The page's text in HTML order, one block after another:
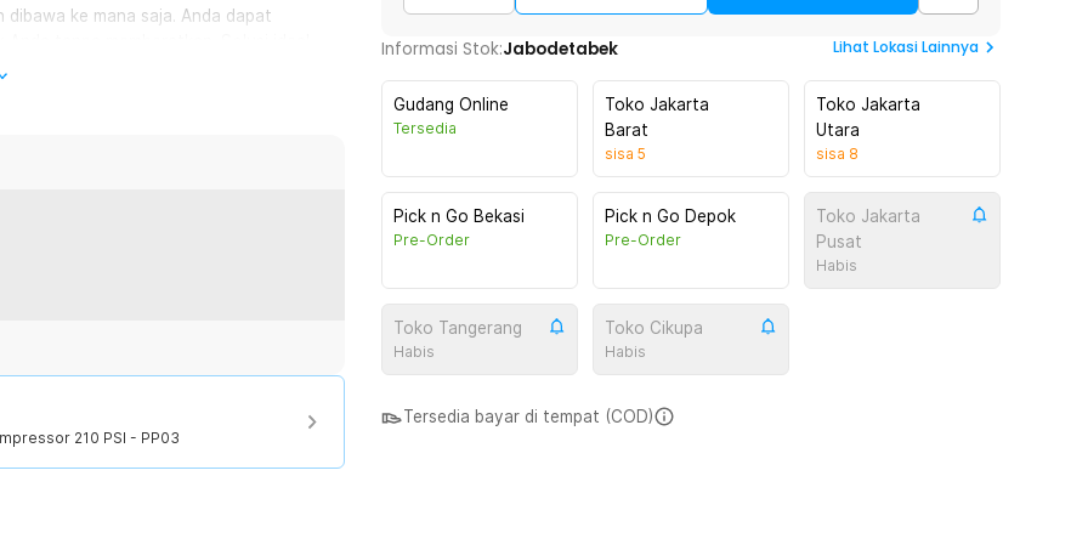
dibawa ke mana saja. Anda dapat
optimal. Namun, karena memiliki
bola basket, bola sepak dan lain-lain.
pembelian produk ini.
210 PSI - PP03
210 PSI - PP03
Informasi Stok:Jabodetabek Lihat Lokasi Lainnya
Gudang Online
Tersedia
Toko Jakarta
Barat
sisa 5
Toko Jakarta
Utara
sisa 8
Pick n Go Bekasi
Pre-Order
Pick n Go Depok
Pre-Order
Toko Jakarta
Pusat
Habis
Toko Tangerang
Habis
Toko Cikupa
Habis
Tersedia bayar di tempat (COD)